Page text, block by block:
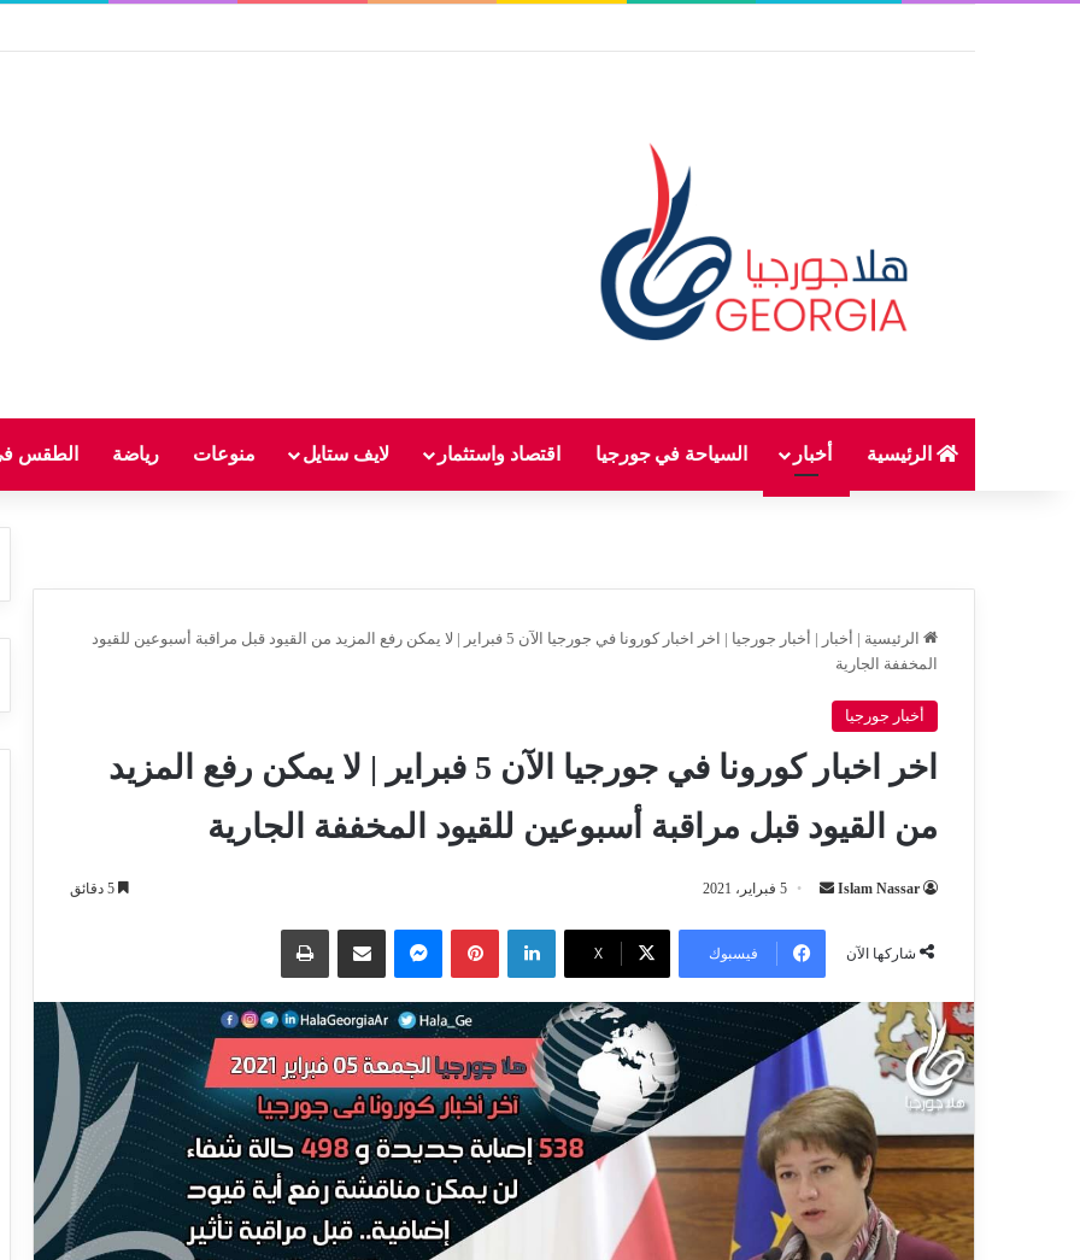
الرئيسية أخبار السياحة في جورجيا اقتصاد واستثمار لايف ستايل منوعات رياضة الطقس
الرئيسية | أخبار | أخبار جورجيا |
اخر اخبار كورونا في جورجيا الآن 5 فبراير | لا يمكن رفع المزيد من القيود قبل مراقبة أسبوعين للقيود
المخففة الجارية
أخبار جورجيا
اخر اخبار كورونا في جورجيا الآن 5 فبراير | لا يمكن رفع المزيد
من القيود قبل مراقبة أسبوعين للقيود المخففة الجارية
Islam Nassar
أرسل
إلكترونيا
5 فبراير، 2021
شاركها الآن فيسبوك ‫X
لينكدإن بينتيريستماسنجر مشاركة عبر البريد طباعة